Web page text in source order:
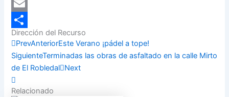
LinkedIn
Email
Compartir
Dirección del Recurso
PrevAnteriorEste Verano ¡pádel a tope!
SiguienteTerminadas las obras de asfaltado en la calle Mirto
de El Robledal Next
Relacionado